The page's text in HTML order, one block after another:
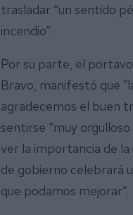
trasladar “un sentido
incendio”.
Por su parte, el
Bravo, manifestó que
agradecemos el buen
sentirse “muy
ver la importancia de la
de gobierno celebrará
que podamos mejorar”.